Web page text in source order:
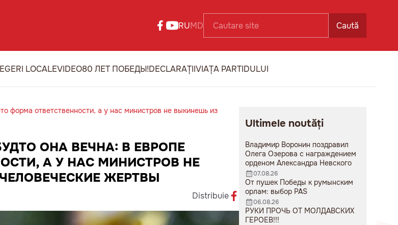
RUMD Caută
LOCALEVIDEO80 ЛЕТ ПОБЕДЫ!DECLARAȚIIVIAȚA PARTIDULUI
форма ответственности, а у нас министров не выкинешь из
ОНА ВЕЧНА: В ЕВРОПЕ
А У НАС МИНИСТРОВ НЕ
ЖЕРТВЫ
Distribuie
Ultimele noutăți
Владимир Воронин поздравил
Олега Озерова с награждением
орденом Александра Невского
07.08.26
От пушек Победы к румынским
орлам: выбор PAS
06.08.26
РУКИ ПРОЧЬ ОТ МОЛДАВСКИХ
ГЕРОЕВ!!!